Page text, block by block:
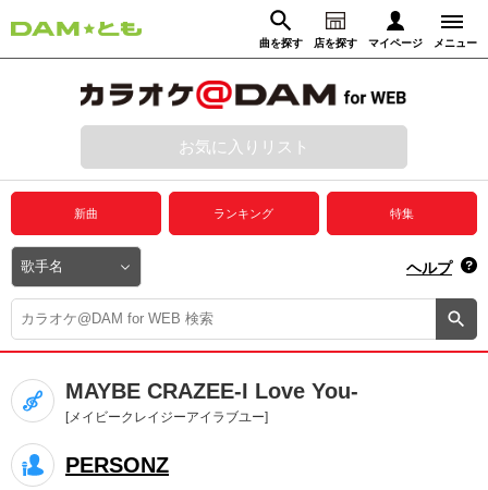
曲を探す 店を探す マイページ メニュー
動画からさがす 録音からさがす
ログイン
プレミアムサービス
DAM★とも動画
DAM★とも録音
カラオケ＠DAM
ユーザー検索
キャンペーン
お気に入りリスト
新曲 ランキング 特集
ヘルプ
MAYBE CRAZEE-I Love You-
[メイビークレイジーアイラブユー]
PERSONZ